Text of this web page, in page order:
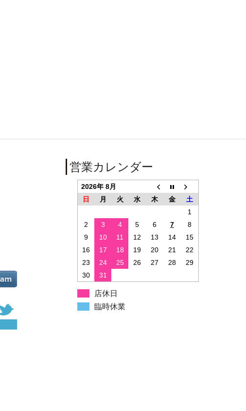
営業カレンダー
2026年 8月
日
月 火 水 木 金
土
1
2
3 4 5 6 7
8
9
10 11 12 13 14
15
16
17 18 19 20 21
22
23
24 25 26 27 28
29
30
31
店休日
臨時休業